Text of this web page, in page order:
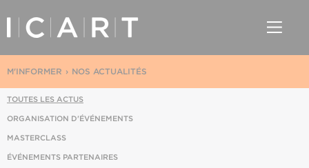
NOS ACTUALITÉS
M'INFORMER
TOUTES LES ACTUS
ORGANISATION D'ÉVÉNEMENTS
MASTERCLASS
ÉVÉNEMENTS PARTENAIRES